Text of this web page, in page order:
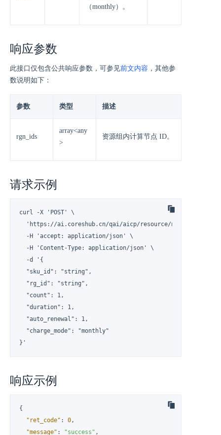
（monthly）。
响应参数
此接口仅包含公共响应参数，可参见前文内容 ，其他参
数说明如下：
参数 类型 描述
rgn_ids
array<any
>
资源组内计算节点 ID。
请求示例
curl -X 'POST' \
  'https://ai.coreshub.cn/qai/aicp/resource/node' \
  -H 'accept: application/json' \
  -H 'Content-Type: application/json' \
  -d '{
  "sku_id": "string",
  "rg_id": "string",
  "count": 1,
  "duration": 1,
  "auto_renewal": 1,
  "charge_mode": "monthly"
}'
响应示例
{
"ret_code" : 0,
"message" : "success" ,